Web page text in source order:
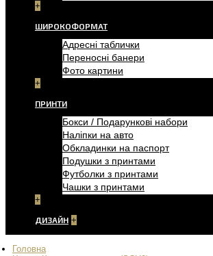
+
ШИРОКОФОРМАТ
Адресні таблички
Переносні банери
Фото картини
+
ПРИНТИ
Бокси / Подарункові набори
Наліпки на авто
Обкладинки на паспорт
Подушки з принтами
Футболки з принтами
Чашки з принтами
+
ДИЗАЙН +
Головна